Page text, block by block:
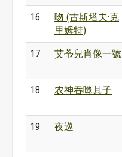
16
吻 (古斯塔夫·克
里姆特)
17 艾蒂兒肖像一號
18 农神吞噬其子
19 夜巡